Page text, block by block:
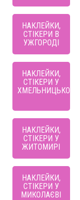
НАКЛЕЙКИ,
СТІКЕРИ В
УЖГОРОДІ
НАКЛЕЙКИ,
СТІКЕРИ У
ХМЕЛЬНИЦЬКОМУ
НАКЛЕЙКИ,
СТІКЕРИ У
ЖИТОМИРІ
НАКЛЕЙКИ,
СТІКЕРИ У
МИКОЛАЄВІ